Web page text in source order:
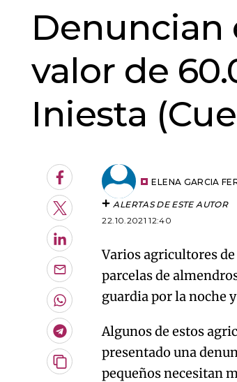
Denuncian
valor de
Iniesta
Facebook
Twitter
LinkedIn
Enviar
por
Email
Whatsapp
Telegram
Copiar
ELENA GARCIA
ALERTAS DE ESTE AUTOR
22.10.2021 12:40
Varios agricultores
parcelas de
guardia por la noche
Algunos de estos
presentado una
pequeños necesitan